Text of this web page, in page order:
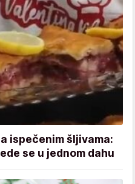
ispečenim šljivama:
se u jednom dahu